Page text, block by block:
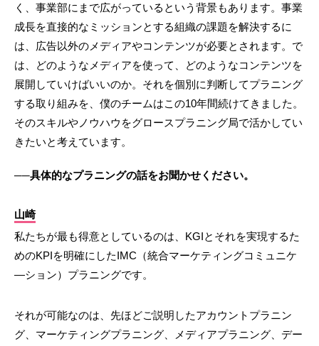
く、事業部にまで広がっているという背景もあります。事業
成長を直接的なミッションとする組織の課題を解決するに
は、広告以外のメディアやコンテンツが必要とされます。で
は、どのようなメディアを使って、どのようなコンテンツを
展開していけばいいのか。それを個別に判断してプラニング
する取り組みを、僕のチームはこの10年間続けてきました。
そのスキルやノウハウをグロースプラニング局で活かしてい
きたいと考えています。
──具体的なプラニングの話をお聞かせください。
山崎
私たちが最も得意としているのは、KGIとそれを実現するた
めのKPIを明確にしたIMC（統合マーケティングコミュニケ
―ション）プラニングです。
それが可能なのは、先ほどご説明したアカウントプラニン
グ、マーケティングプラニング、メディアプラニング、デー